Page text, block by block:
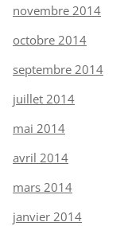
novembre 2014
octobre 2014
septembre 2014
juillet 2014
mai 2014
avril 2014
mars 2014
janvier 2014